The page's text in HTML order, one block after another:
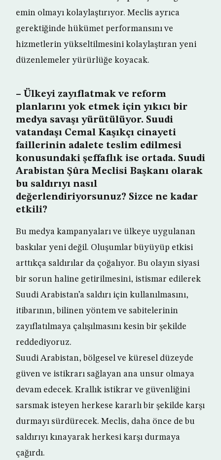
emin olmayı kolaylaştırıyor. Meclis ayrıca
gerektiğinde hükümet performansını ve
hizmetlerin yükseltilmesini kolaylaştıran yeni
düzenlemeler yürürlüğe koyacak.
– Ülkeyi zayıflatmak ve reform
planlarını yok etmek için yıkıcı bir
medya savaşı yürütülüyor. Suudi
vatandaşı Cemal Kaşıkçı cinayeti
faillerinin adalete teslim edilmesi
konusundaki şeffaflık ise ortada. Suudi
Arabistan Şûra Meclisi Başkanı olarak
bu saldırıyı nasıl
değerlendiriyorsunuz? Sizce ne kadar
etkili?
Bu medya kampanyaları ve ülkeye uygulanan
baskılar yeni değil. Oluşumlar büyüyüp etkisi
arttıkça saldırılar da çoğalıyor. Bu olayın siyasi
bir sorun haline getirilmesini, istismar edilerek
Suudi Arabistan’a saldırı için kullanılmasını,
itibarının, bilinen yöntem ve sabitelerinin
zayıflatılmaya çalışılmasını kesin bir şekilde
reddediyoruz.
Suudi Arabistan, bölgesel ve küresel düzeyde
güven ve istikrarı sağlayan ana unsur olmaya
devam edecek. Krallık istikrar ve güvenliğini
sarsmak isteyen herkese kararlı bir şekilde karşı
durmayı sürdürecek. Meclis, daha önce de bu
saldırıyı kınayarak herkesi karşı durmaya
çağırdı.